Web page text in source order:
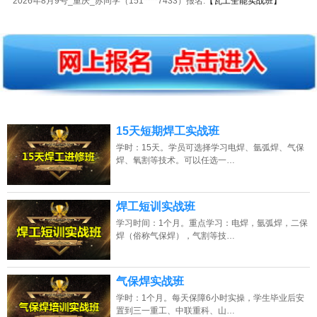
2026年8月9号_河北_王同学（157****1616）报名:【手机维修高级实战班】
2026年8月9号_江苏_陈同学（135****2051）报名:【板卡级电脑维修实战
2026年8月9号_山西_周同学（136****2164）报名: 【板卡级电脑维修实战
班】
2026年8月9号_广东_谭同学（185****5537）报名:【木工全能实战班】
2026年8月9号_重庆_钟同学（133****0269）报名:【装饰装修全能实战班】
2026年8月9号_重庆_卢同学（155****3865）报名:【叉车维修实战班】
2026年8月9号_北京_王同学（133****1121）报名:
2026年8月9号_湖北_刘同学（133****8266）报名:
2026年8月9号_海南_陈同学（136****0075）报名:【电工中级实战班】
15天短期焊工实战班
学时：15天。学员可选择学习电焊、氩弧焊、气保
焊、氧割等技术。可以任选一…
焊工短训实战班
学习时间：1个月。重点学习：电焊，氩弧焊，二保
焊（俗称气保焊），气割等技…
气保焊实战班
学时：1个月。每天保障6小时实操，学生毕业后安
置到三一重工、中联重科、山…